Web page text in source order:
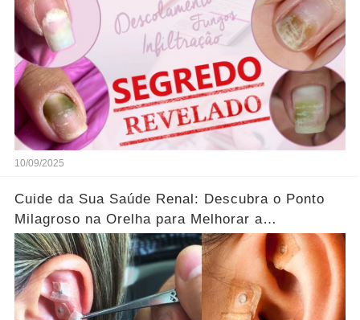
10/09/2025
Cuide da Sua Saúde Renal: Descubra o Ponto
Milagroso na Orelha para Melhorar a
Circulação!...Ver mais